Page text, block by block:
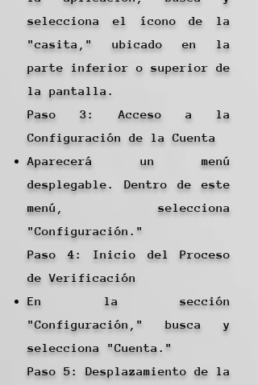
selecciona el ícono de la
"casita," ubicado en la
parte inferior o superior de
la pantalla.
Paso 3: Acceso a la
Configuración de la Cuenta
Aparecerá un menú
desplegable. Dentro de este
menú, selecciona
"Configuración."
Paso 4: Inicio del Proceso
de Verificación
En la sección
"Configuración," busca y
selecciona "Cuenta."
Paso 5: Desplazamiento de la